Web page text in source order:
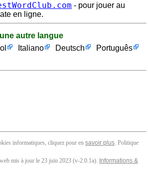
- pour jouer au
en ligne.
autre langue
Italiano Deutsch
Português
informatiques, cliquez pour en savoir plus. Politique
mis à jour le 23 juin 2023 (v-2.0.1a). Informations &